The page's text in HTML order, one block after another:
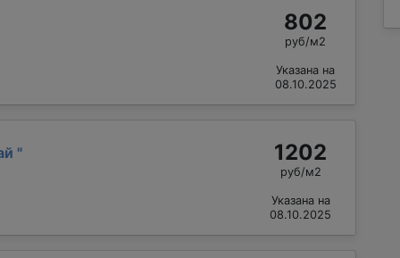
802
руб/м2
Указана на
08.10.2025
" 1202
руб/м2
Указана на
08.10.2025